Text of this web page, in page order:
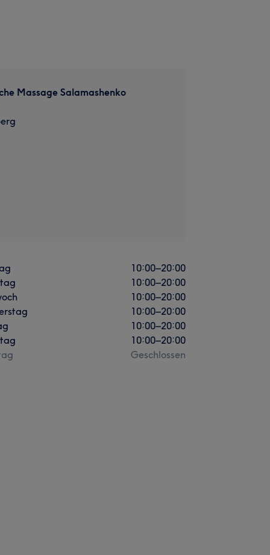
Massage Salamashenko
10:00–20:00
10:00–20:00
10:00–20:00
10:00–20:00
10:00–20:00
10:00–20:00
Geschlossen